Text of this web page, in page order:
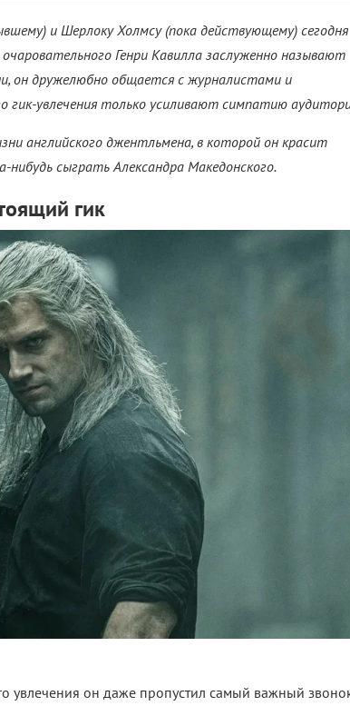
и Шерлоку Холмсу (пока действующему) сегодня
Генри Кавилла заслуженно называют
он дружелюбно общается с журналистами и
гик-увлечения только усиливают симпатию
английского джентльмена, в которой он красит
сыграть Александра Македонского.
гик
увлечения он даже пропустил самый важный